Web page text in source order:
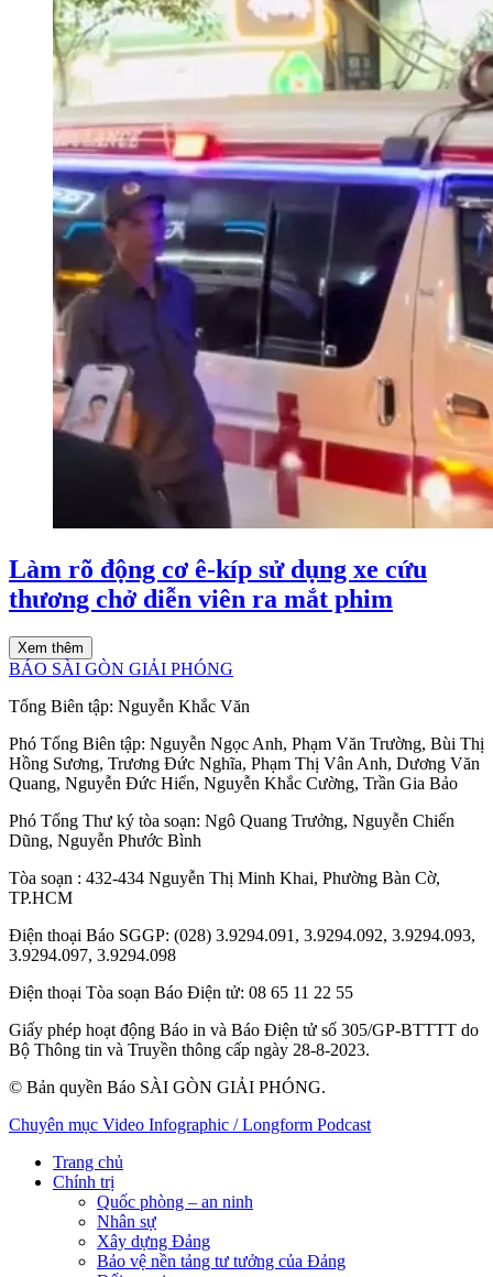
Làm rõ động cơ ê-kíp sử dụng xe cứu
thương chở diễn viên ra mắt phim
Xem thêm
BÁO SÀI GÒN GIẢI PHÓNG
Tổng Biên tập: Nguyễn Khắc Văn
Phó Tổng Biên tập: Nguyễn Ngọc Anh, Phạm Văn Trường, Bùi Thị
Hồng Sương, Trương Đức Nghĩa, Phạm Thị Vân Anh, Dương Văn
Quang, Nguyễn Đức Hiển, Nguyễn Khắc Cường, Trần Gia Bảo
Phó Tổng Thư ký tòa soạn: Ngô Quang Trưởng, Nguyễn Chiến
Dũng, Nguyễn Phước Bình
Tòa soạn : 432-434 Nguyễn Thị Minh Khai, Phường Bàn Cờ,
TP.HCM
Điện thoại Báo SGGP: (028) 3.9294.091, 3.9294.092, 3.9294.093,
3.9294.097, 3.9294.098
Điện thoại Tòa soạn Báo Điện tử: 08 65 11 22 55
Giấy phép hoạt động Báo in và Báo Điện tử số 305/GP-BTTTT do
Bộ Thông tin và Truyền thông cấp ngày 28-8-2023.
© Bản quyền Báo SÀI GÒN GIẢI PHÓNG.
Chuyên mục Video Infographic / Longform Podcast
Trang chủ
Chính trị
Quốc phòng – an ninh
Nhân sự
Xây dựng Đảng
Bảo vệ nền tảng tư tưởng của Đảng